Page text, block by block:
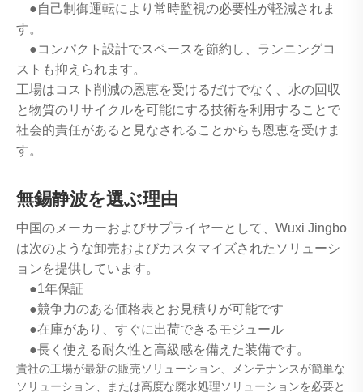
●自己制御運転により常時監視の必要性が軽減されま
す。
●コンパクト設計でスペースを節約し、ランニングコ
ストも抑えられます。
工場はコスト削減の恩恵を受けるだけでなく、水の回収
と物質のリサイクルを可能にする技術を利用することで
社会的責任があると見なされることからも恩恵を受けま
す。
無錫静波を選ぶ理由
中国のメーカーおよびサプライヤーとして、Wuxi Jingbo
は次のような卸売およびカスタマイズされたソリューシ
ョンを提供しています。
●1年保証
●競争力のある価格表とお見積りが可能です
●在庫があり、すぐに出荷できるモジュール
●長く使える耐久性と高級感を備えた装備です。
貴社の工場が最新の販売ソリューション、メンテナンスが簡単な
ソリューション、または高度な廃水処理ソリューションを必要と